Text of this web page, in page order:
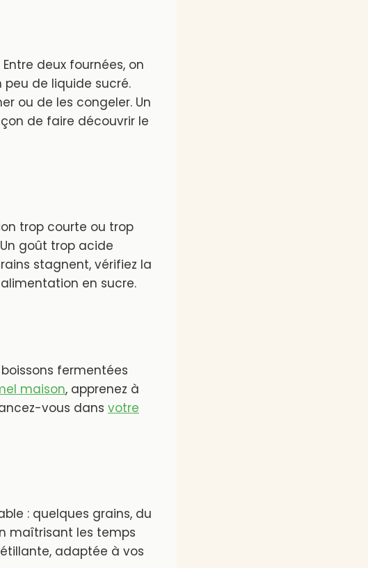
deux fournées, on
de liquide sucré.
ou de les congeler. Un
de faire découvrir le
trop courte ou trop
goût trop acide
stagnent, vérifiez la
en sucre.
fermentées
maison, apprenez à
vous dans votre
: quelques grains, du
maîtrisant les temps
adaptée à vos